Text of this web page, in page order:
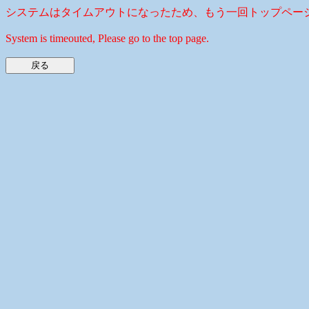
システムはタイムアウトになったため、もう一回トップペー
System is timeouted, Please go to the top page.